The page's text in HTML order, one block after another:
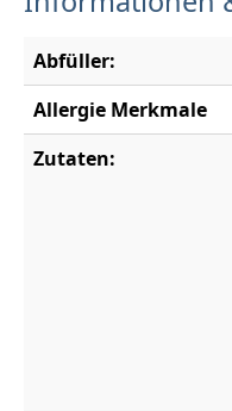
Abfüller:
Allergie Merkmale
Zutaten: